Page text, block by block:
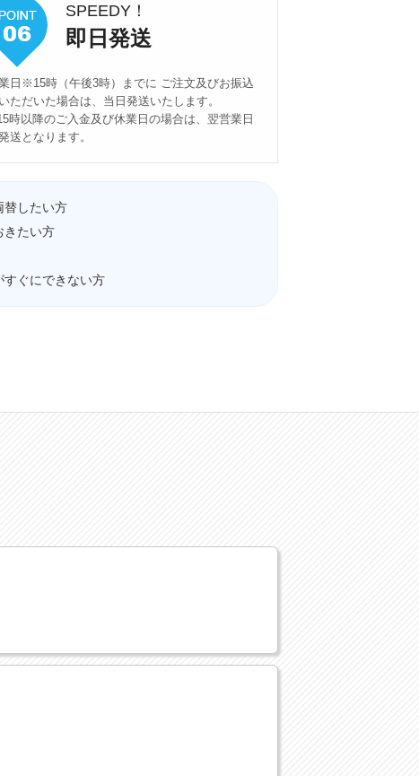
SPEEDY！
即日発送
日※15時（午後3時）までに ご注文及びお振込
ただいた場合は、当日発送いたします。
時以降のご入金及び休業日の場合は、翌営業日
送となります。
替したい方
きたい方
すぐにできない方